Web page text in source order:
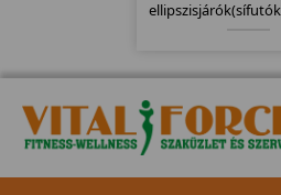
wattig való
látták el.
fülcsipeszes